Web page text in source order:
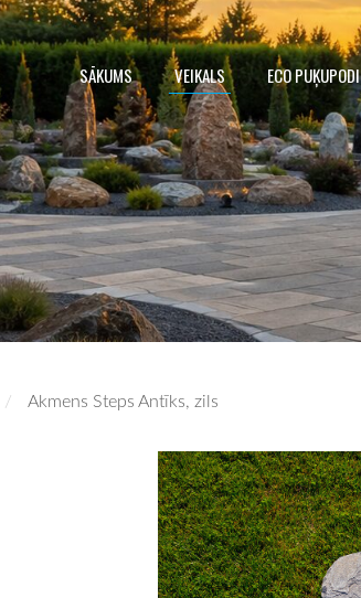
SĀKUMS VEIKALS ECO PUĶUPODI
Akmens Steps Antīks, zils